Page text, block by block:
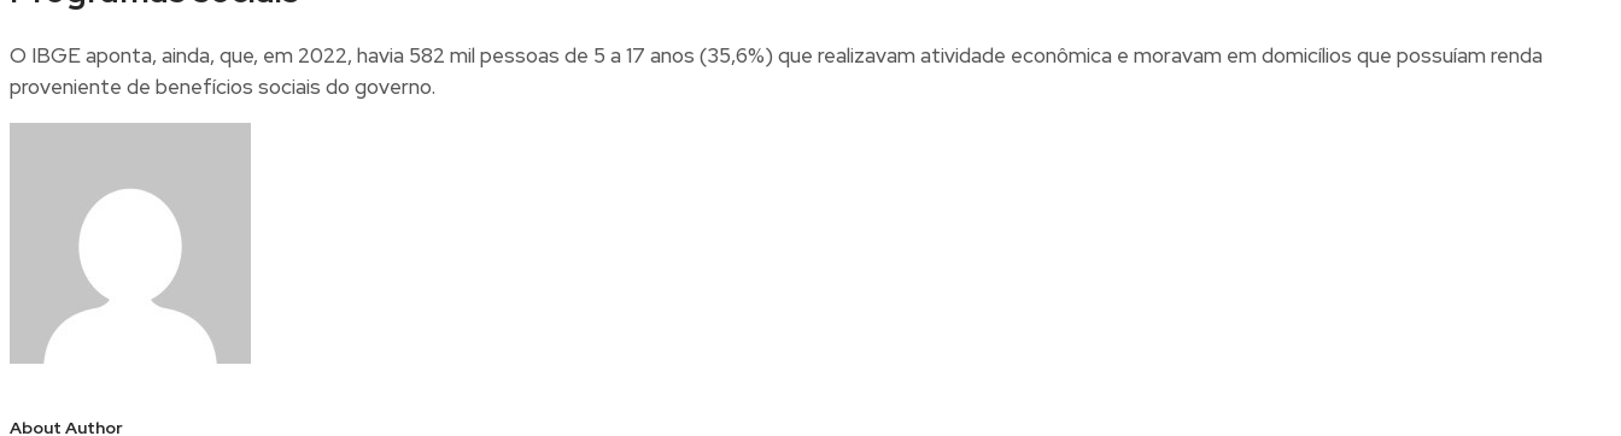
O IBGE aponta, ainda, que, em 2022, havia 582 mil pessoas de 5 a 17 anos (35,6%) que realizavam atividade econômica e moravam em domicílios que possuíam renda
proveniente de benefícios sociais do governo.
About Author